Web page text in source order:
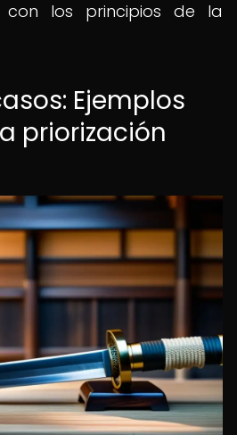
con los principios de la
Ejemplos
priorización